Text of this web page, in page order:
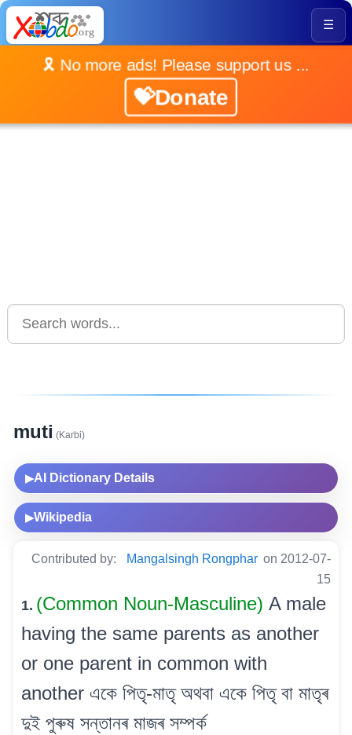
☰
🎗️ No more ads! Please support us ...
💝Donate
muti (Karbi)
▶AI Dictionary Details
▶Wikipedia
Contributed by: Mangalsingh Rongphar on 2012-07-
15
1. (Common Noun-Masculine) A male
having the same parents as another
or one parent in common with
another একে পিতৃ-মাতৃ অথবা একে পিতৃ বা মাতৃৰ
দুই পুৰুষ সন্তানৰ মাজৰ সম্পৰ্ক